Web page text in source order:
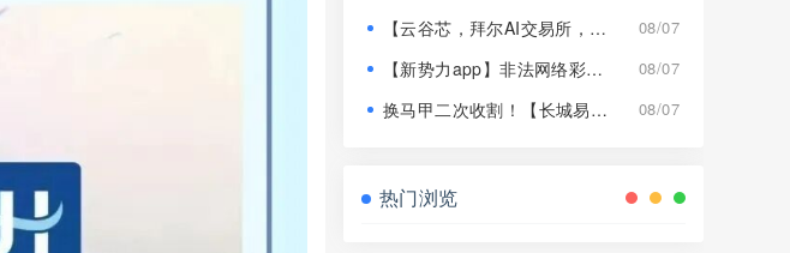
【云谷芯，拜尔AI交易所，塔吉跨境电商】这3个项目都是骗局，近期跑路跟即将崩盘收割，赶紧远离！ 08/07
【新势力app】非法网络彩票骗局，“天宫国际”和“和平娱乐”骗子搞的杀猪盘，远离！ 08/07
换马甲二次收割！【长城易趣】平移【康盛科技】又是致命骗局！ 08/07
热门浏览